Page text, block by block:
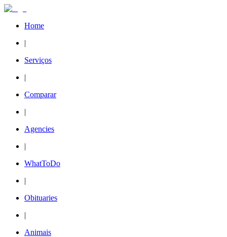
Home
|
Serviços
|
Comparar
|
Agencies
|
WhatToDo
|
Obituaries
|
Animais